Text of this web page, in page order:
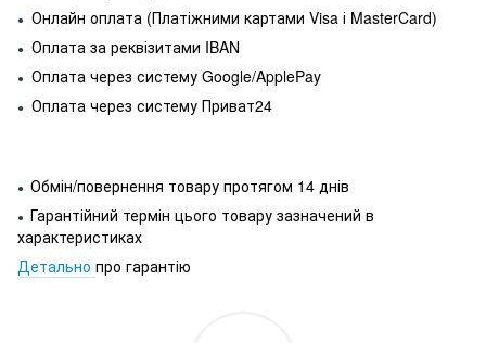
● Онлайн оплата (Платіжними картами Visa і MasterCard)
● Оплата за реквізитами IBAN
● Оплата через систему Google/ApplePay
● Оплата через систему Приват24
● Обмін/повернення товару протягом 14 днів
● Гарантійний термін цього товару зазначений в
характеристиках
Детально про гарантію